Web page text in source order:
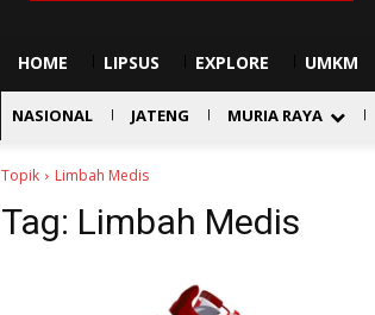
HOME LIPSUS EXPLORE UMKM
NASIONAL JATENG MURIA RAYA
Topik Limbah Medis
Tag: Limbah Medis